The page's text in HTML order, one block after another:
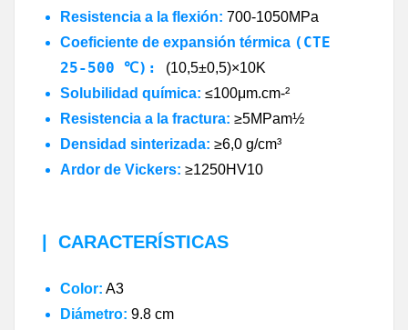
Resistencia a la flexión: 700-1050MPa
Coeficiente de expansión térmica (CTE
25-500 ℃):
(10,5±0,5)×10K
Solubilidad química: ≤100μm.cm-²
Resistencia a la fractura: ≥5MPam½
Densidad sinterizada: ≥6,0 g/cm³
Ardor de Vickers: ≥1250HV10
CARACTERÍSTICAS
Color: A3
Diámetro: 9.8 cm